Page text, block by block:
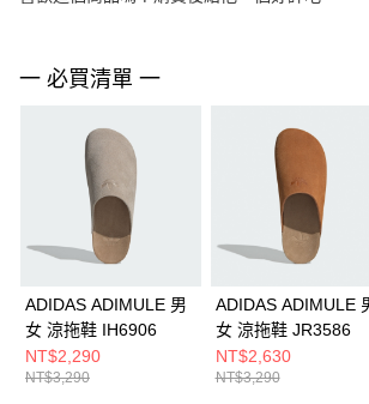
一 必買清單 一
ADIDAS ADIMULE 男
女 涼拖鞋 IH6906
NT$2,290
NT$3,290
ADIDAS ADIMULE
女 涼拖鞋 JR3586
NT$2,630
NT$3,290